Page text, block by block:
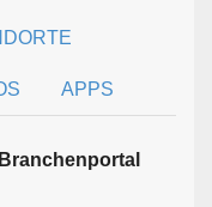
APPS